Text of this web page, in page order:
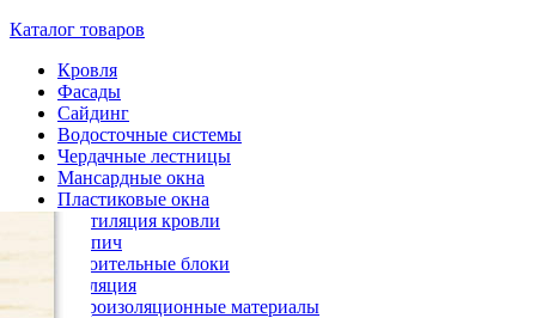
Каталог товаров
Кровля
Фасады
Сайдинг
Водосточные системы
Чердачные лестницы
Мансардные окна
Пластиковые окна
Вентиляция кровли
Кирпич
Строительные блоки
Изоляция
Гидроизоляционные материалы